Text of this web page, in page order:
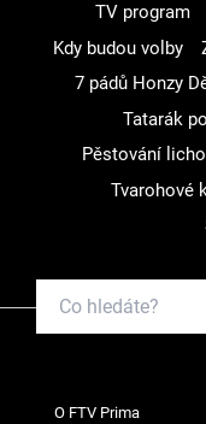
TV program
Kdy budou volby
7 pádů Honzy
Tatarák
Pěstování
Tvarohové
O FTV Prima